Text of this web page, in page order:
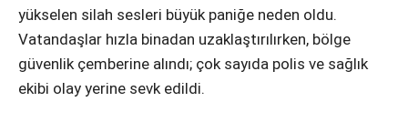
Facebook
yükselen silah sesleri büyük paniğe neden oldu.
Vatandaşlar hızla binadan uzaklaştırılırken, bölge
güvenlik çemberine alındı; çok sayıda polis ve sağlık
ekibi olay yerine sevk edildi.